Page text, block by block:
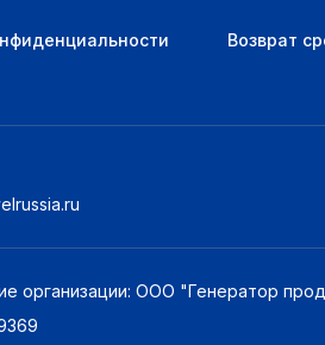
Возврат
организации: ООО "Генератор